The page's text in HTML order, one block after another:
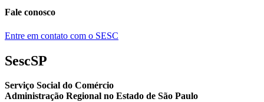
Fale conosco
Entre em contato com o SESC
SescSP
Serviço Social do Comércio
Administração Regional no Estado de São Paulo